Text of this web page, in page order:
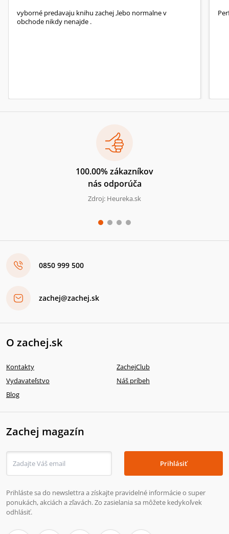
vyborné predavaju knihu zachej ,lebo normalne v
obchode nikdy nenajde .
100.00% zákazníkov
nás odporúča
Zdroj: Heureka.sk
0850 999 500
zachej@zachej.sk
O zachej.sk
Kontakty
ZachejClub
Vydavateľstvo
Náš príbeh
Blog
Zachej magazín
Prihlásiť
Prihláste sa do newslettra a získajte pravidelné informácie o super
ponukách, akciách a zľavách. Zo zasielania sa môžete kedykoľvek
odhlásiť.